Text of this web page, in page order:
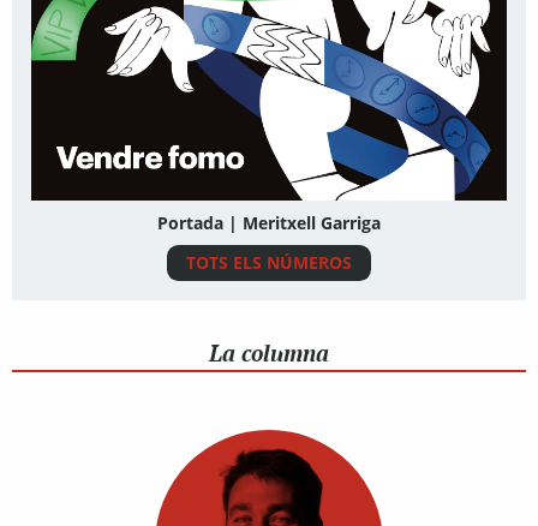
Portada | Meritxell Garriga
TOTS ELS NÚMEROS
La columna